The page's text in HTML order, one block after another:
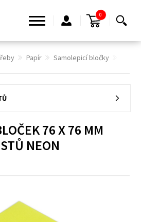
Papír Samolepicí bločky
76 X 76 MM
NEON
0